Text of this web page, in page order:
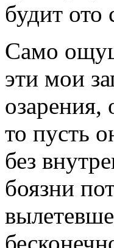
будит ото
Само
эти мои
то пусть
без
боязни